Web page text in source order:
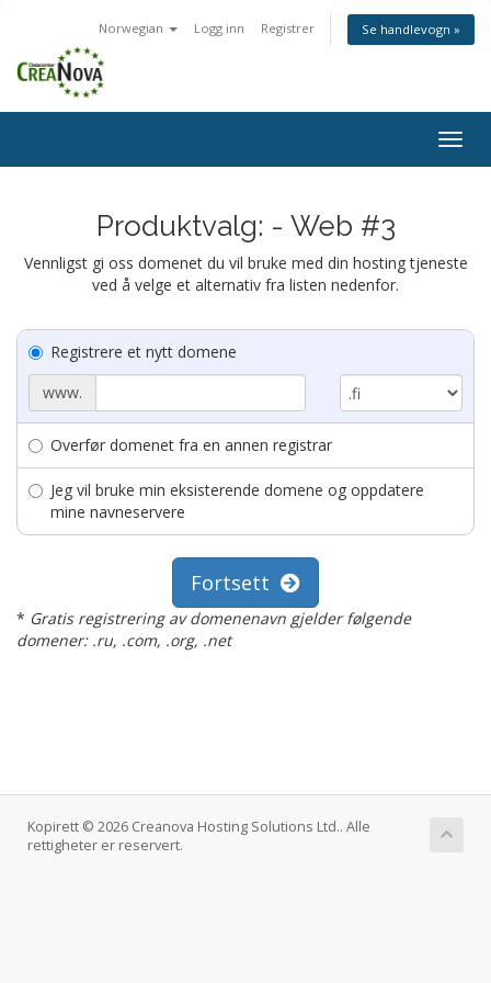
Norwegian Logg inn Registrer Se handlevogn »
Produktvalg: - Web #3
Vennligst gi oss domenet du vil bruke med din hosting tjeneste
ved å velge et alternativ fra listen nedenfor.
Registrere et nytt domene
www.
Overfør domenet fra en annen registrar
Jeg vil bruke min eksisterende domene og oppdatere
mine navneservere
Fortsett
* Gratis registrering av domenenavn gjelder følgende
domener: .ru, .com, .org, .net
Kopirett © 2026 Creanova Hosting Solutions Ltd.. Alle
rettigheter er reservert.